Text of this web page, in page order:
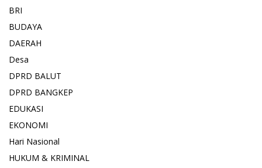
BRI
BUDAYA
DAERAH
Desa
DPRD BALUT
DPRD BANGKEP
EDUKASI
EKONOMI
Hari Nasional
HUKUM & KRIMINAL